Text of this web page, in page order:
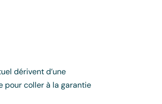
dérivent d’une
pour coller à la garantie